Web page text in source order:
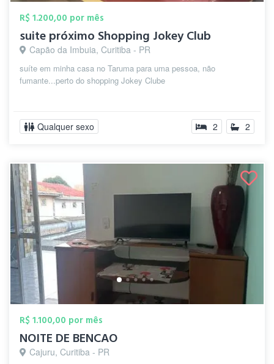
R$ 1.200,00 por mês
suite próximo Shopping Jokey Club
Capão da Imbuia, Curitiba - PR
suíte em minha casa no Taruma para uma pessoa, não
fumante...perto do shopping Jokey Clube
Qualquer sexo 2 2
R$ 1.100,00 por mês
NOITE DE BENCAO
Cajuru, Curitiba - PR